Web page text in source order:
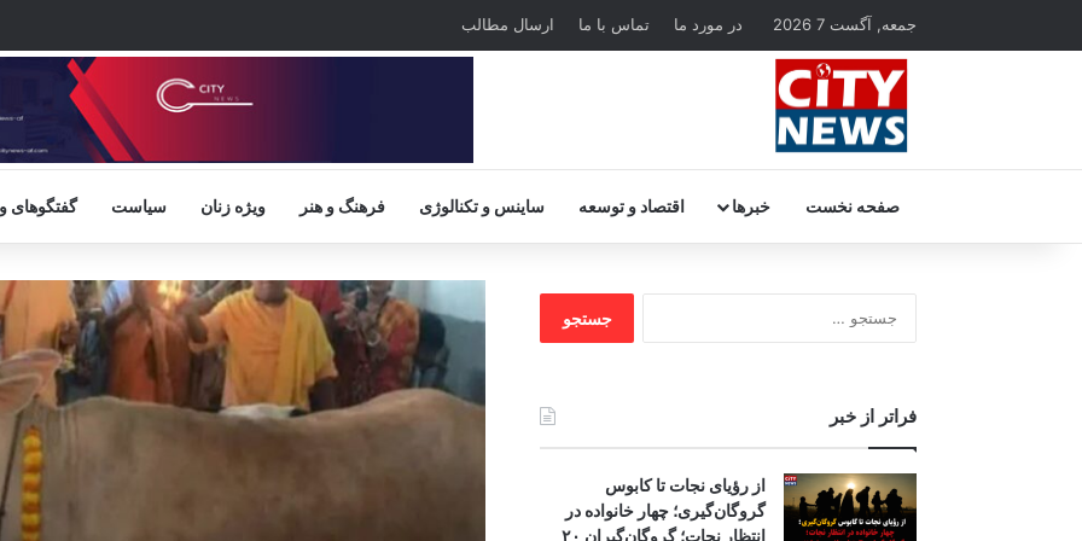
جمعه, آگست 7 2026 در مورد ما تماس با ما ارسال مطالب
صفحه نخست خبرها اقتصاد و توسعه ساینس و تکنالوژی فرهنگ و هنر ویژه زنان سیاست گفتگوهای
برای:
فراتر از خبر
از رؤیای نجات تا کابوس
گروگان‌گیری؛ چهار خانواده در
انتظار نجات؛ گروگان‌گیران ۲۰